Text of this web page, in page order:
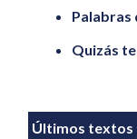
Palabras
Quizás
Últimos textos